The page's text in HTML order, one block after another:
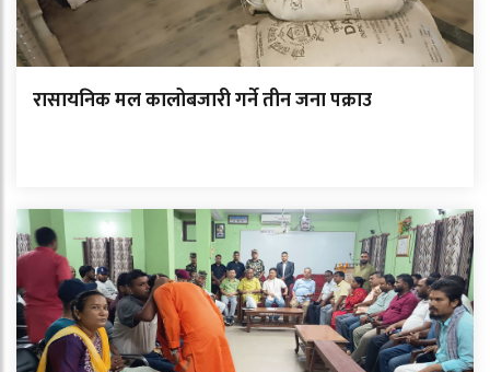
रासायनिक मल कालोबजारी गर्ने तीन जना पक्राउ